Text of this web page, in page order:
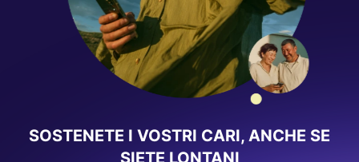
SOSTENETE I VOSTRI CARI, ANCHE SE
SIETE LONTANI